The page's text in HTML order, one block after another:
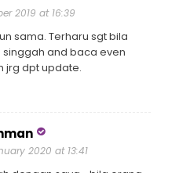
2019 at 16:39
sama. Terharu sgt bila
and baca even
jrg dpt update.
2020 at 13:41